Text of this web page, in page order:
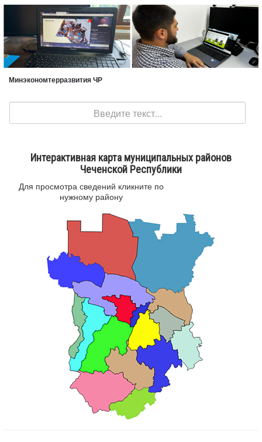
Минэкономтерразвития ЧР
Интерактивная карта муниципальных районов
Чеченской Республики
Для просмотра сведений кликните по
нужному району